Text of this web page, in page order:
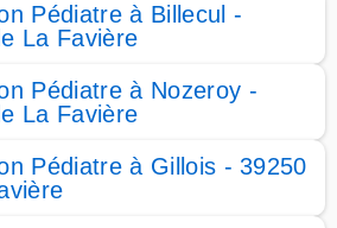
Pédiatre à Billecul -
La Favière
Pédiatre à Nozeroy -
La Favière
Pédiatre à Gillois - 39250